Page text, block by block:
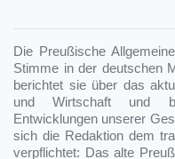
Die Preußische
Stimme in der deutschen
berichtet sie über das
und Wirtschaft und
Entwicklungen unserer
sich die Redaktion dem
verpflichtet: Das alte